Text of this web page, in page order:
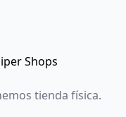
Shops
tienda física.